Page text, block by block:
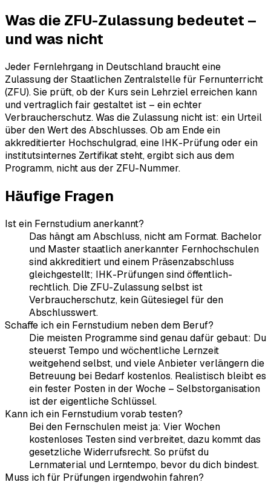
Was die ZFU-Zulassung bedeutet –
und was nicht
Jeder Fernlehrgang in Deutschland braucht eine
Zulassung der Staatlichen Zentralstelle für Fernunterricht
(ZFU). Sie prüft, ob der Kurs sein Lehrziel erreichen kann
und vertraglich fair gestaltet ist – ein echter
Verbraucherschutz. Was die Zulassung nicht ist: ein Urteil
über den Wert des Abschlusses. Ob am Ende ein
akkreditierter Hochschulgrad, eine IHK-Prüfung oder ein
institutsinternes Zertifikat steht, ergibt sich aus dem
Programm, nicht aus der ZFU-Nummer.
Häufige Fragen
Ist ein Fernstudium anerkannt?
Das hängt am Abschluss, nicht am Format. Bachelor
und Master staatlich anerkannter Fernhochschulen
sind akkreditiert und einem Präsenzabschluss
gleichgestellt; IHK-Prüfungen sind öffentlich-
rechtlich. Die ZFU-Zulassung selbst ist
Verbraucherschutz, kein Gütesiegel für den
Abschlusswert.
Schaffe ich ein Fernstudium neben dem Beruf?
Die meisten Programme sind genau dafür gebaut: Du
steuerst Tempo und wöchentliche Lernzeit
weitgehend selbst, und viele Anbieter verlängern die
Betreuung bei Bedarf kostenlos. Realistisch bleibt es
ein fester Posten in der Woche – Selbstorganisation
ist der eigentliche Schlüssel.
Kann ich ein Fernstudium vorab testen?
Bei den Fernschulen meist ja: Vier Wochen
kostenloses Testen sind verbreitet, dazu kommt das
gesetzliche Widerrufsrecht. So prüfst du
Lernmaterial und Lerntempo, bevor du dich bindest.
Muss ich für Prüfungen irgendwohin fahren?